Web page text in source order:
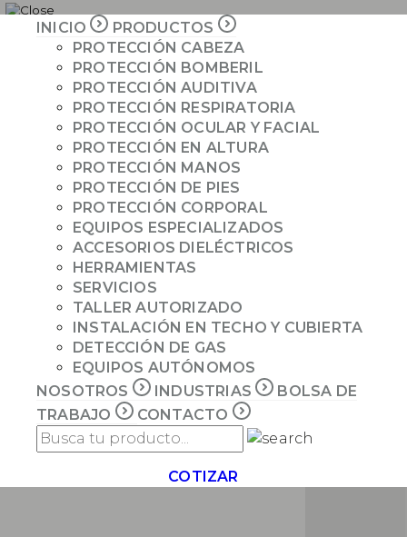
INICIO
PRODUCTOS
NOSOTROS
INDUSTRIAS
COTIZAR
PRODUCTOS
PROMOCIONES
${ITEM.TITLE}
CATEGORÍAS
${ITEM.TITLE}
SUB CATEGORÍA 1
${ITEM.TITLE}
SUB CATEGORÍA 2
${ITEM.TITLE}
${ITEM.TITLE}
INICIO
PRODUCTOS
PROTECCIÓN CABEZA
PROTECCIÓN BOMBERIL
PROTECCIÓN AUDITIVA
PROTECCIÓN RESPIRATORIA
PROTECCIÓN OCULAR Y FACIAL
PROTECCIÓN EN ALTURA
PROTECCIÓN MANOS
PROTECCIÓN DE PIES
PROTECCIÓN CORPORAL
EQUIPOS ESPECIALIZADOS
ACCESORIOS DIELÉCTRICOS
HERRAMIENTAS
SERVICIOS
TALLER AUTORIZADO
INSTALACIÓN EN TECHO Y CUBIERTA
DETECCIÓN DE GAS
EQUIPOS AUTÓNOMOS
NOSOTROS
INDUSTRIAS
BOLSA DE
TRABAJO
CONTACTO
COTIZAR